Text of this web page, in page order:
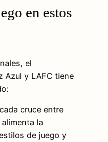
en estos
el
Azul y LAFC tiene
cruce entre
la
de juego y